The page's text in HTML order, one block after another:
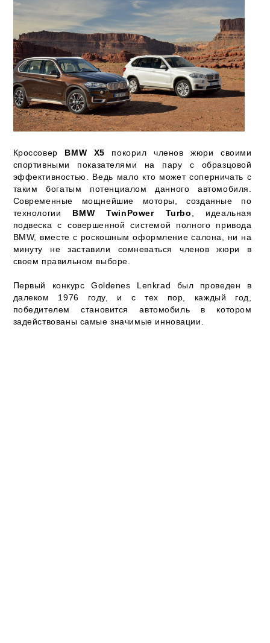
Кроссовер BMW X5 покорил членов жюри своими
спортивными показателями на пару с образцовой
эффективностью. Ведь мало кто может соперничать с
таким богатым потенциалом данного автомобиля.
Современные мощнейшие моторы, созданные по
технологии BMW TwinPower Turbo, идеальная
подвеска с совершенной системой полного привода
BMW, вместе с роскошным оформление салона, ни на
минуту не заставили сомневаться членов жюри в
своем правильном выборе.
Первый конкурс Goldenes Lenkrad был проведен в
далеком 1976 году, и с тех пор, каждый год,
победителем становится автомобиль в котором
задействованы самые значимые инновации.